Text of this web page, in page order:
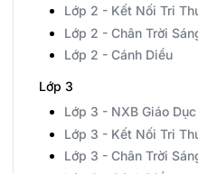
Lớp 2 - Kết Nối Tri
Lớp 2 - Chân Trời
Lớp 2 - Cánh Diều
Lớp 3
Lớp 3 - NXB Giáo Dục
Lớp 3 - Kết Nối Tri
Lớp 3 - Chân Trời